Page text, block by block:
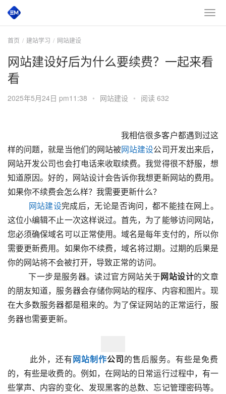
首页 建站学习 网站建设
网站建设好后为什么要续费？一起来看
看
2025年5月24日 pm11:38 • 网站建设 • 阅读 632
样的问题，就是当他们的网站被网站建设公司开发出来后，
网站开发公司也会打电话来收取续费。我觉得很不舒服，想
知道原因。好的，网站设计会告诉你我想更新网站的费用。
如果你不续费会怎么样？我需要更新什么？
网站建设完成后，无论是否询问，都不能挂在网上。
这位小编辑不止一次这样说过。首先，为了能够访问网站，
您必须确保域名可以正常使用。域名是每年支付的，所以你
需要更新费用。如果你不续费，域名将过期。过期的后果是
你的网站将不会被打开，导致正常的访问。
  　　下一步是服务器。读过官方网站关于
网站设计的文章
的朋友知道，服务器会存储你网站的程序、内容和图片。现
在大多数服务器都是租来的。为了保证网站的正常运行，服
务器也需要更新。
  　　此外，还有
网站制作公司的售后服务。有些是免费
的，有些是收费的。例如，在网站的日常运行过程中，有一
些掌声、内容的变化、发现黑客的总数、忘记管理密码等。